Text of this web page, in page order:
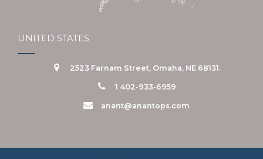
UNITED STATES
2523 Farnam Street, Omaha, NE 68131.
1 402-933-6959
anant@anantops.com